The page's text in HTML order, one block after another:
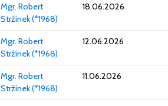
Mgr. Robert
Stržínek (*1968)
18.06.2026
Mgr. Robert
Stržínek (*1968)
12.06.2026
Mgr. Robert
Stržínek (*1968)
11.06.2026